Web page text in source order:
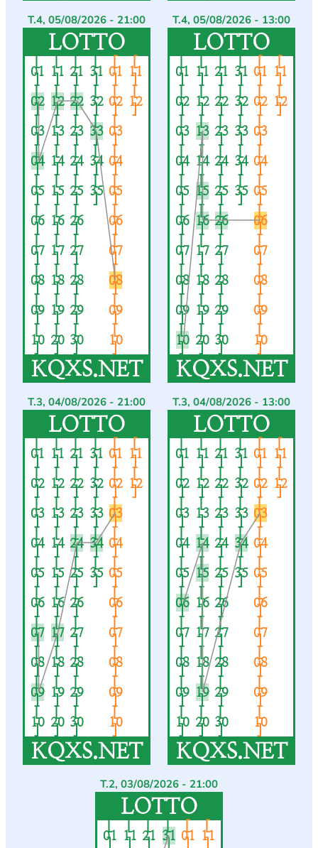
T.4, 05/08/2026 - 21:00
LOTTO
[
01
]
[
11
]
[
21
]
[
31
]
[
01
]
[
11
]
[
02
]
[
12
]
[
22
]
[
32
]
[
02
]
[
12
]
[
03
]
[
13
]
[
23
]
[
33
]
[
03
]
[
04
]
[
14
]
[
24
]
[
34
]
[
04
]
[
05
]
[
15
]
[
25
]
[
35
]
[
05
]
[
06
]
[
16
]
[
26
]
[
06
]
[
07
]
[
17
]
[
27
]
[
07
]
[
08
]
[
18
]
[
28
]
[
08
]
[
09
]
[
19
]
[
29
]
[
09
]
[
10
]
[
20
]
[
30
]
[
10
]
KQXS.NET
T.4, 05/08/2026 - 13:00
LOTTO
[
01
]
[
11
]
[
21
]
[
31
]
[
01
]
[
11
]
[
02
]
[
12
]
[
22
]
[
32
]
[
02
]
[
12
]
[
03
]
[
13
]
[
23
]
[
33
]
[
03
]
[
04
]
[
14
]
[
24
]
[
34
]
[
04
]
[
05
]
[
15
]
[
25
]
[
35
]
[
05
]
[
06
]
[
16
]
[
26
]
[
06
]
[
07
]
[
17
]
[
27
]
[
07
]
[
08
]
[
18
]
[
28
]
[
08
]
[
09
]
[
19
]
[
29
]
[
09
]
[
10
]
[
20
]
[
30
]
[
10
]
KQXS.NET
T.3, 04/08/2026 - 21:00
LOTTO
[
01
]
[
11
]
[
21
]
[
31
]
[
01
]
[
11
]
[
02
]
[
12
]
[
22
]
[
32
]
[
02
]
[
12
]
[
03
]
[
13
]
[
23
]
[
33
]
[
03
]
[
04
]
[
14
]
[
24
]
[
34
]
[
04
]
[
05
]
[
15
]
[
25
]
[
35
]
[
05
]
[
06
]
[
16
]
[
26
]
[
06
]
[
07
]
[
17
]
[
27
]
[
07
]
[
08
]
[
18
]
[
28
]
[
08
]
[
09
]
[
19
]
[
29
]
[
09
]
[
10
]
[
20
]
[
30
]
[
10
]
KQXS.NET
T.3, 04/08/2026 - 13:00
LOTTO
[
01
]
[
11
]
[
21
]
[
31
]
[
01
]
[
11
]
[
02
]
[
12
]
[
22
]
[
32
]
[
02
]
[
12
]
[
03
]
[
13
]
[
23
]
[
33
]
[
03
]
[
04
]
[
14
]
[
24
]
[
34
]
[
04
]
[
05
]
[
15
]
[
25
]
[
35
]
[
05
]
[
06
]
[
16
]
[
26
]
[
06
]
[
07
]
[
17
]
[
27
]
[
07
]
[
08
]
[
18
]
[
28
]
[
08
]
[
09
]
[
19
]
[
29
]
[
09
]
[
10
]
[
20
]
[
30
]
[
10
]
KQXS.NET
T.2, 03/08/2026 - 21:00
LOTTO
[
01
]
[
11
]
[
21
]
[
31
]
[
01
]
[
11
]